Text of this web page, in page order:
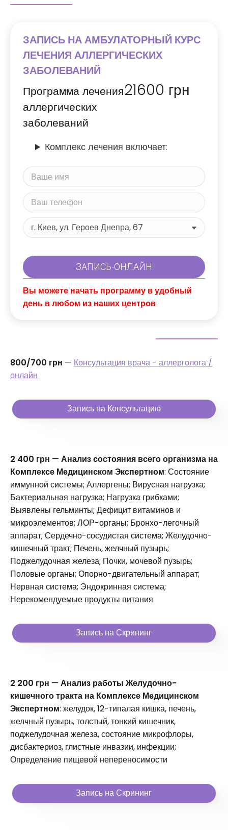
ЗАПИСЬ НА АМБУЛАТОРНЫЙ КУРС
ЛЕЧЕНИЯ АЛЛЕРГИЧЕСКИХ
ЗАБОЛЕВАНИЙ
Программа лечения
аллергических
заболеваний
21600 грн
Комплекс лечения включает:
Вы можете начать программу в удобный
день в любом из наших центров
800/700 грн — Консультация врача - аллерголога /
онлайн
Запись на Консультацию
2 400 грн — Анализ состояния всего организма на
Комплексе Медицинском Экспертном: Состояние
иммунной системы; Аллергены; Вирусная нагрузка;
Бактериальная нагрузка; Нагрузка грибками;
Выявлены гельминты; Дефицит витаминов и
микроэлементов; ЛОР-органы; Бронхо-легочный
аппарат; Сердечно-сосудистая система; Желудочно-
кишечный тракт; Печень, желчный пузырь;
Поджелудочная железа; Почки, мочевой пузырь;
Половые органы; Опорно-двигательный аппарат;
Нервная система; Эндокринная система;
Нерекомендуемые продукты питания
Запись на Скрининг
2 200 грн — Анализ работы Желудочно-
кишечного тракта на Комплексе Медицинском
Экспертном: желудок, 12-типалая кишка, печень,
желчный пузырь, толстый, тонкий кишечник,
поджелудочная железа, состояние микрофлоры,
дисбактериоз, глистные инвазии, инфекции;
Определение пищевой непереносимости
Запись на Скрининг